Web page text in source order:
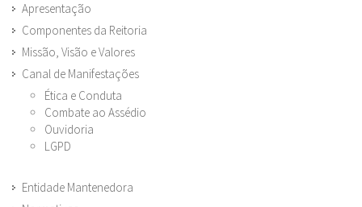
Apresentação
Componentes da Reitoria
Missão, Visão e Valores
Canal de Manifestações
Ética e Conduta
Combate ao Assédio
Ouvidoria
LGPD
Entidade Mantenedora